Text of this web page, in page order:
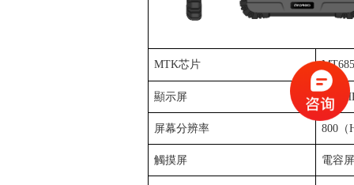
MTK芯片
顯示屏 8.0"
屏幕分辨率 800 （
觸摸屏 電容